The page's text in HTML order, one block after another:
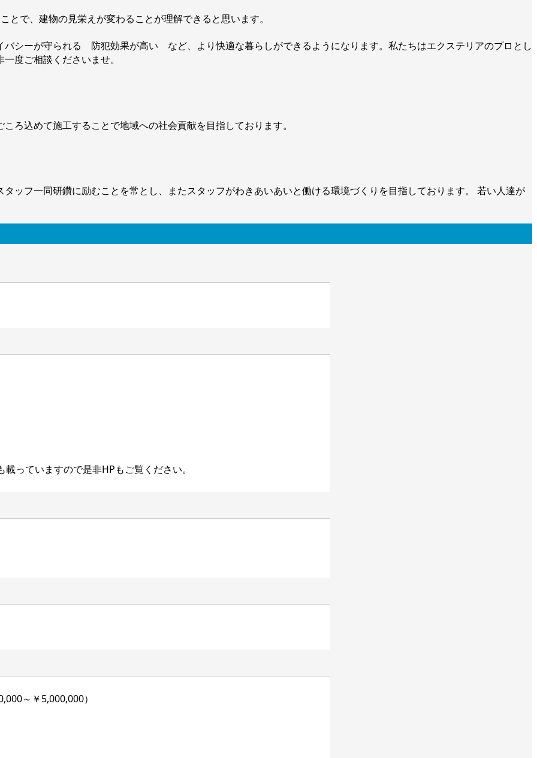
で、建物の見栄えが変わることが理解できると思います。
バシーが守られる 防犯効果が高い など、より快適な暮らしができるようになります。私たちはエクステリアのプロとし
度ご相談くださいませ。
ろ込めて施工することで地域への社会貢献を目指しております。
ッフ一同研鑽に励むことを常とし、またスタッフがわきあいあいと働ける環境づくりを目指しております。 若い人達が
っていますので是非HPもご覧ください。
～￥5,000,000）